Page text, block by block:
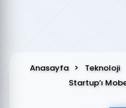
Anasayfa Teknoloji
Startup’ı